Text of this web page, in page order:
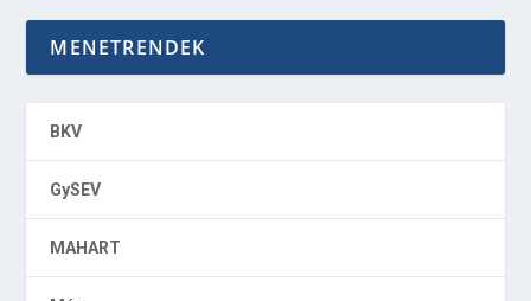
MENETRENDEK
BKV
GySEV
MAHART